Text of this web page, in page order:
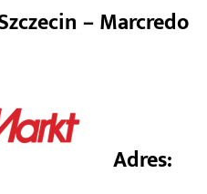
– Marcredo
Adres: